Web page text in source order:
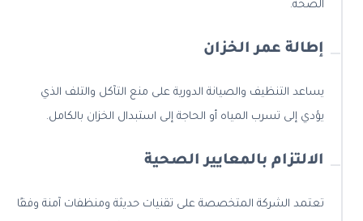
الصحة.
إطالة عمر الخزان
يساعد التنظيف والصيانة الدورية على منع التآكل والتلف الذي
يؤدي إلى تسرب المياه أو الحاجة إلى استبدال الخزان بالكامل.
الالتزام بالمعايير الصحية
تعتمد الشركة المتخصصة على تقنيات حديثة ومنظفات آمنة وفقًا